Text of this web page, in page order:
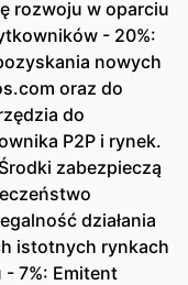
rozwoju w oparciu
- 20%:
nowych
oraz do
do
P2P i rynek.
zabezpieczą
działania
istotnych rynkach
7%: Emitent